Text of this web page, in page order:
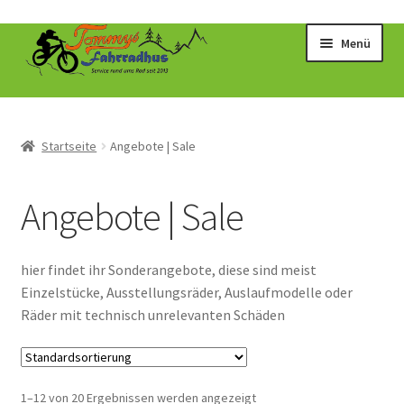
Zur
Navigation
springen
Zum
Inhalt
springen
Menü
Startseite Angebote | Sale
Angebote | Sale
hier findet ihr Sonderangebote, diese sind meist
Einzelstücke, Ausstellungsräder, Auslaufmodelle oder
Räder mit technisch unrelevanten Schäden
1–12 von 20 Ergebnissen werden angezeigt